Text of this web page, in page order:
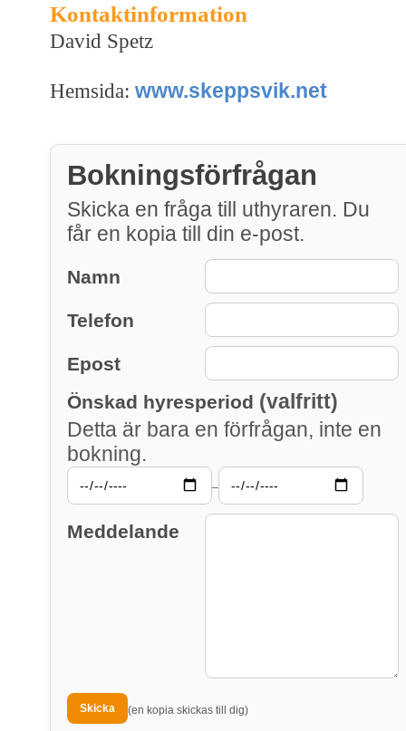
Kontaktinformation
David Spetz
Hemsida: www.skeppsvik.net
Bokningsförfrågan
Skicka en fråga till uthyraren. Du
får en kopia till din e-post.
Namn
Telefon
Epost
Önskad hyresperiod (valfritt)
Detta är bara en förfrågan, inte en
bokning.
–
Meddelande
(en kopia skickas till dig)